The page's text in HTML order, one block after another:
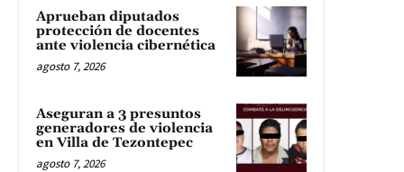
Aprueban diputados
protección de docentes
ante violencia cibernética
agosto 7, 2026
Aseguran a 3 presuntos
generadores de violencia
en Villa de Tezontepec
agosto 7, 2026